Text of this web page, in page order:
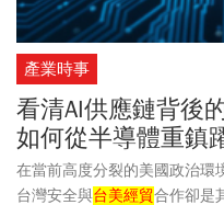
產業時事
看清AI供應鏈背後
如何從半導體重鎮
在當前高度分裂的美國政治環
台灣安全與台美經貿合作卻是